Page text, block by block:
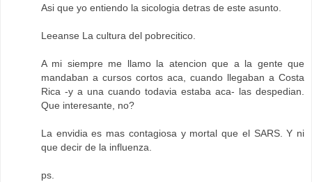
Asi que yo entiendo la sicologia detras de este asunto.
Leeanse La cultura del pobrecitico.
A mi siempre me llamo la atencion que a la gente que
mandaban a cursos cortos aca, cuando llegaban a Costa
Rica -y a una cuando todavia estaba aca- las despedian.
Que interesante, no?
La envidia es mas contagiosa y mortal que el SARS. Y ni
que decir de la influenza.
ps.